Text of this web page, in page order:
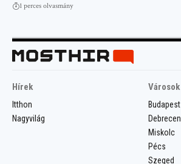
1 perces olvasmány
Hírek
Itthon
Nagyvilág
Városok
Budapest
Debrecen
Miskolc
Pécs
Szeged